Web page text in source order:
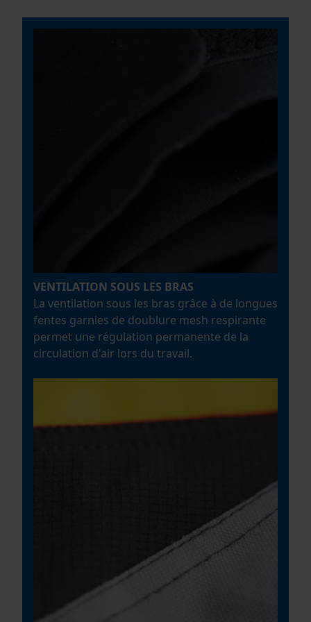
VENTILATION SOUS LES BRAS
La ventilation sous les bras grâce à de longues
fentes garnies de doublure mesh respirante
permet une régulation permanente de la
circulation d'air lors du travail.
Page d'accueil personnalisée
Panier sauvegardé
Salutation personnelle
Géo-IP et détection des
utilisateurs
Vidéos YouTube
Prise de contact par chat
Google Global Site Tag
Microsoft Advertising Universal
Event Tracking